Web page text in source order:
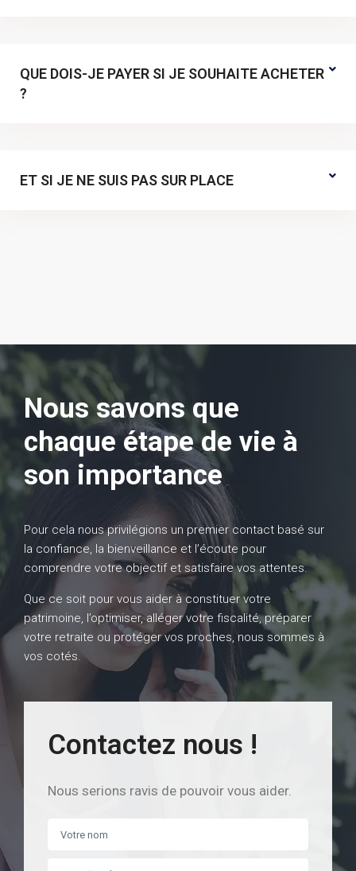
QUE DOIS-JE PAYER SI JE SOUHAITE ACHETER
?
ET SI JE NE SUIS PAS SUR PLACE
Nous savons que
chaque étape de vie à
son importance
Pour cela nous privilégions un premier contact basé sur
la confiance, la bienveillance et l’écoute pour
comprendre votre objectif et satisfaire vos attentes.
Que ce soit pour vous aider à constituer votre
patrimoine, l’optimiser, alléger votre fiscalité, préparer
votre retraite ou protéger vos proches, nous sommes à
vos cotés.
Contactez nous !
Nous serions ravis de pouvoir vous aider.